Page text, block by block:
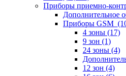
Приборы приемно-
Дополнительное
Приборы GSM
4 зоны (17)
9 зон (1)
24 зоны (4)
12 зон (4)